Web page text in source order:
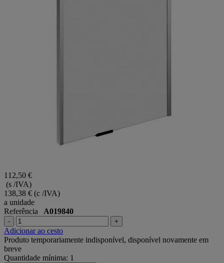
112,50 €
(s /IVA)
138,38 € (c /IVA)
a unidade
Referência A019840
- +
Adicionar ao cesto
Produto temporariamente indisponível, disponível novamente em
breve
Quantidade mínima: 1